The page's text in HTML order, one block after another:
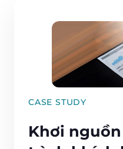
CASE STUDY
Khơi